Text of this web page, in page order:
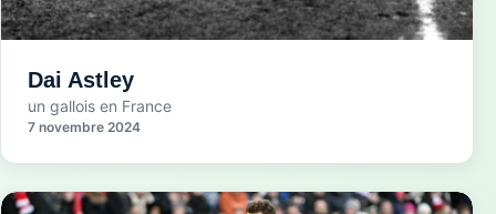
Dai Astley
un gallois en France
7 novembre 2024